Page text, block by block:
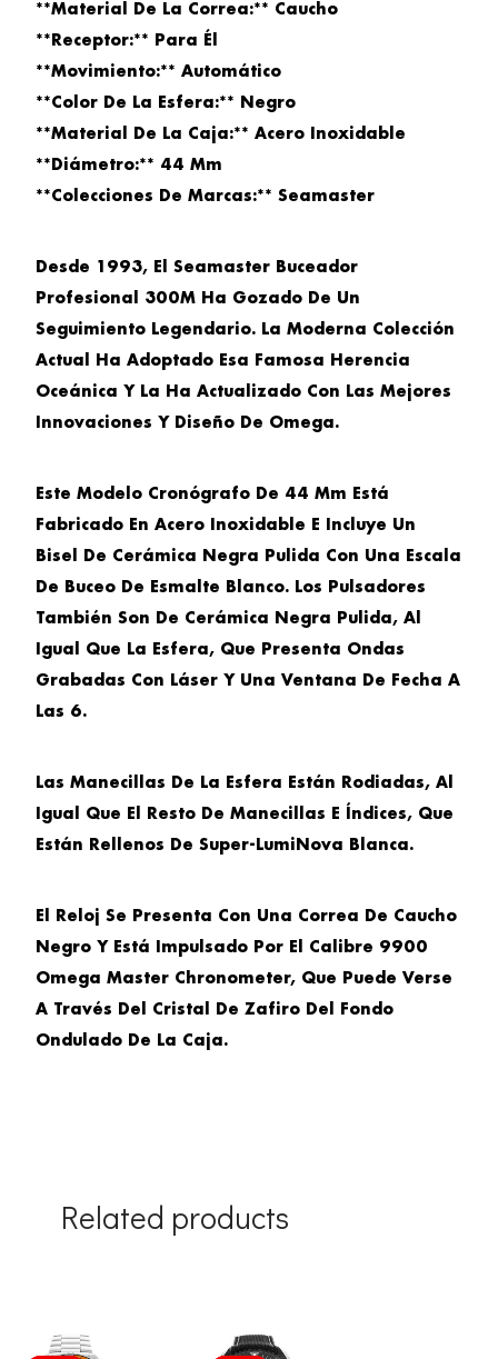
**Material De La Correa:** Caucho
**Receptor:** Para Él
**Movimiento:** Automático
**Color De La Esfera:** Negro
**Material De La Caja:** Acero Inoxidable
**Diámetro:** 44 Mm
**Colecciones De Marcas:** Seamaster
Desde 1993, El Seamaster Buceador
Profesional 300M Ha Gozado De Un
Seguimiento Legendario. La Moderna Colección
Actual Ha Adoptado Esa Famosa Herencia
Oceánica Y La Ha Actualizado Con Las Mejores
Innovaciones Y Diseño De Omega.
Este Modelo Cronógrafo De 44 Mm Está
Fabricado En Acero Inoxidable E Incluye Un
Bisel De Cerámica Negra Pulida Con Una Escala
De Buceo De Esmalte Blanco. Los Pulsadores
También Son De Cerámica Negra Pulida, Al
Igual Que La Esfera, Que Presenta Ondas
Grabadas Con Láser Y Una Ventana De Fecha A
Las 6.
Las Manecillas De La Esfera Están Rodiadas, Al
Igual Que El Resto De Manecillas E Índices, Que
Están Rellenos De Super-LumiNova Blanca.
El Reloj Se Presenta Con Una Correa De Caucho
Negro Y Está Impulsado Por El Calibre 9900
Omega Master Chronometer, Que Puede Verse
A Través Del Cristal De Zafiro Del Fondo
Ondulado De La Caja.
Related products
Original
Original